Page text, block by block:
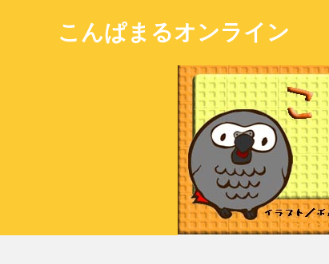
こんぱまるオンライン